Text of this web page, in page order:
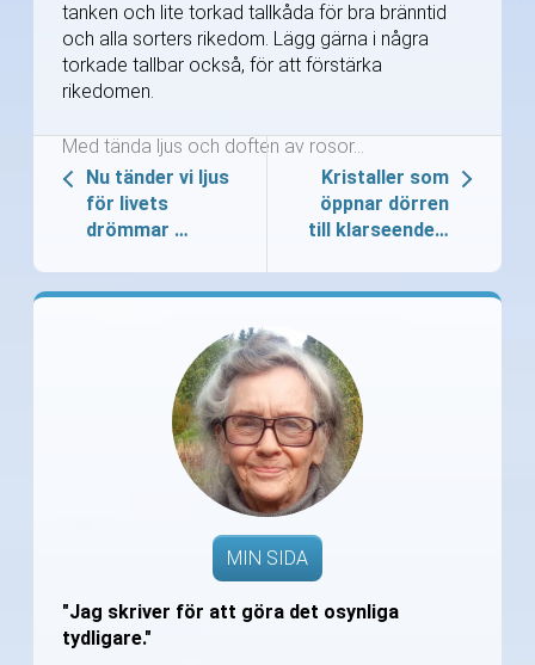
tanken och lite torkad tallkåda för bra bränntid
och alla sorters rikedom. Lägg gärna i några
torkade tallbar också, för att förstärka
rikedomen.
Med tända ljus och doften av rosor…
Nu tänder vi ljus
för livets
drömmar …
Kristaller som
öppnar dörren
till klarseende…
MIN SIDA
"Jag skriver för att göra det osynliga
tydligare."